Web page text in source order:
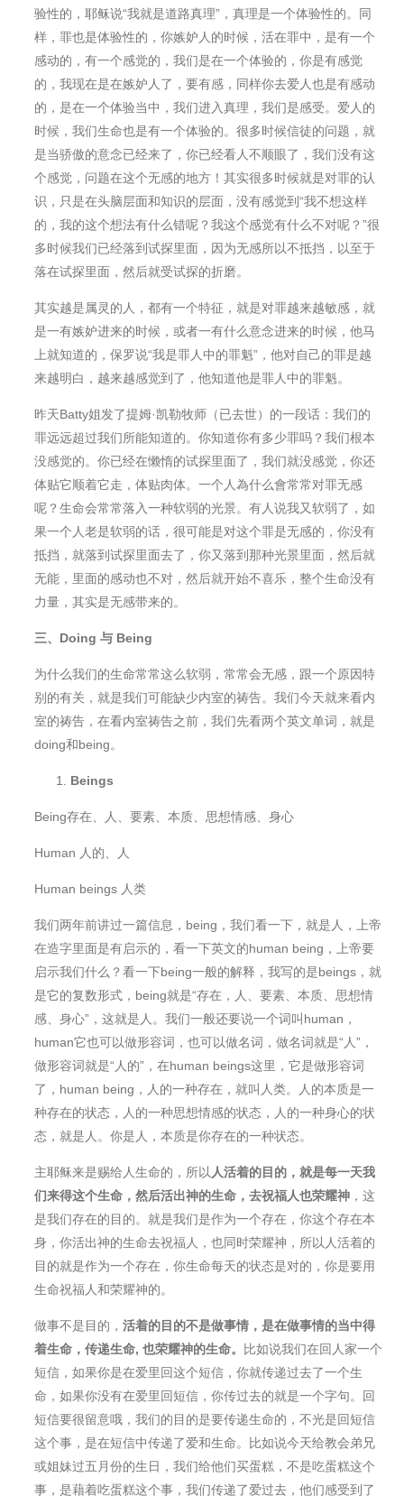
验性的，耶稣说“我就是道路真理”，真理是一个体验性的。同
样，罪也是体验性的，你嫉妒人的时候，活在罪中，是有一个
感动的，有一个感觉的，我们是在一个体验的，你是有感觉
的，我现在是在嫉妒人了，要有感，同样你去爱人也是有感动
的，是在一个体验当中，我们进入真理，我们是感受。爱人的
时候，我们生命也是有一个体验的。很多时候信徒的问题，就
是当骄傲的意念已经来了，你已经看人不顺眼了，我们没有这
个感觉，问题在这个无感的地方！其实很多时候就是对罪的认
识，只是在头脑层面和知识的层面，没有感觉到“我不想这样
的，我的这个想法有什么错呢？我这个感觉有什么不对呢？”很
多时候我们已经落到试探里面，因为无感所以不抵挡，以至于
落在试探里面，然后就受试探的折磨。
其实越是属灵的人，都有一个特征，就是对罪越来越敏感，就
是一有嫉妒进来的时候，或者一有什么意念进来的时候，他⻢
上就知道的，保罗说“我是罪人中的罪魁”，他对自己的罪是越
来越明白，越来越感觉到了，他知道他是罪人中的罪魁。
昨天Batty姐发了提姆·凯勒牧师（已去世）的一段话：我们的
罪远远超过我们所能知道的。你知道你有多少罪吗？我们根本
没感觉的。你已经在懒惰的试探里面了，我们就没感觉，你还
体贴它顺着它走，体贴肉体。一个人為什么會常常对罪无感
呢？生命会常常落入一种软弱的光景。有人说我又软弱了，如
果一个人老是软弱的话，很可能是对这个罪是无感的，你没有
抵挡，就落到试探里面去了，你又落到那种光景里面，然后就
无能，里面的感动也不对，然后就开始不喜乐，整个生命没有
力量，其实是无感带来的。
三、Doing 与 Being
为什么我们的生命常常这么软弱，常常会无感，跟一个原因特
别的有关，就是我们可能缺少内室的祷告。我们今天就来看内
室的祷告，在看内室祷告之前，我们先看两个英文单词，就是
doing和being。
Beings
Being存在、人、要素、本质、思想情感、身心
Human 人的、人
Human beings 人类
我们两年前讲过一篇信息，being，我们看一下，就是人，上帝
在造字里面是有启示的，看一下英文的human being，上帝要
启示我们什么？看一下being一般的解释，我写的是beings，就
是它的复数形式，being就是“存在，人、要素、本质、思想情
感、身心”，这就是人。我们一般还要说一个词叫human，
human它也可以做形容词，也可以做名词，做名词就是“人”，
做形容词就是“人的”，在human beings这里，它是做形容词
了，human being，人的一种存在，就叫人类。人的本质是一
种存在的状态，人的一种思想情感的状态，人的一种身心的状
态，就是人。你是人，本质是你存在的一种状态。
主耶稣来是赐给人生命的，所以 人活着的目的， 就是每一天我
们来得这个生命，然后活出神的生命，去祝福人也荣耀神，这
是我们存在的目的。就是我们是作为一个存在，你这个存在本
身，你活出神的生命去祝福人，也同时荣耀神，所以人活着的
目的就是作为一个存在，你生命每天的状态是对的，你是要用
生命祝福人和荣耀神的。
做事不是目的， 活着的目的不是做事情，是在做事情的当中得
着生命，传递生命, 也荣耀神的生命。
比如说我们在回人家一个
短信，如果你是在爱里回这个短信，你就传递过去了一个生
命，如果你没有在爱里回短信，你传过去的就是一个字句。回
短信要很留意哦，我们的目的是要传递生命的，不光是回短信
这个事，是在短信中传递了爱和生命。比如说今天给教会弟兄
或姐妹过五月份的生日，我们给他们买蛋糕，不是吃蛋糕这个
事，是藉着吃蛋糕这个事，我们传递了爱过去，他们感受到了